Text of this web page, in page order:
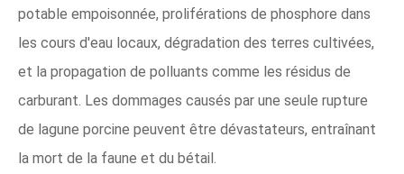
potable empoisonnée, proliférations de phosphore dans
les cours d'eau locaux, dégradation des terres cultivées,
et la propagation de polluants comme les résidus de
carburant. Les dommages causés par une seule rupture
de lagune porcine peuvent être dévastateurs, entraînant
la mort de la faune et du bétail.